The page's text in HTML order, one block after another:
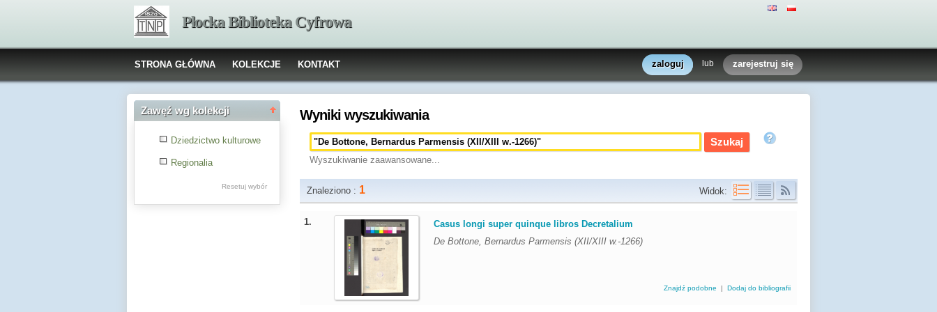
Płocka Biblioteka Cyfrowa
STRONA GŁÓWNA KOLEKCJE KONTAKT zaloguj lub zarejestruj się
Zawęź wg kolekcji
Dziedzictwo kulturowe
Regionalia
Resetuj wybór
Wyniki wyszukiwania
Wyszukiwanie zaawansowane...
Znaleziono : 1 Widok:
1.
Casus longi super quinque libros Decretalium
De Bottone, Bernardus Parmensis (XII/XIII w.-1266)
Znajdź podobne |Dodaj do bibliografii